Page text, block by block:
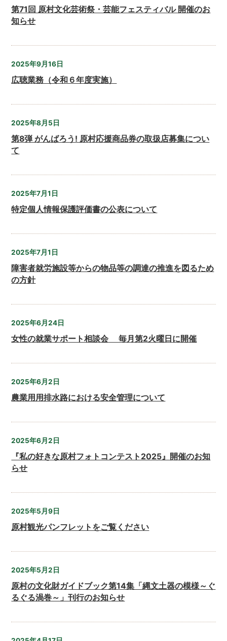
第71回 原村文化芸術祭・芸能フェスティバル 開催のお
知らせ
2025年9月16日
広聴業務（令和６年度実施）
2025年8月5日
第8弾 がんばろう! 原村応援商品券の取扱店募集につい
て
2025年7月1日
特定個人情報保護評価書の公表について
2025年7月1日
障害者就労施設等からの物品等の調達の推進を図るため
の方針
2025年6月24日
女性の就業サポート相談会 毎月第2火曜日に開催
2025年6月2日
農業用用排水路における安全管理について
2025年6月2日
『私の好きな原村フォトコンテスト2025』開催のお知
らせ
2025年5月9日
原村観光パンフレットをご覧ください
2025年5月2日
原村の文化財ガイドブック第14集「縄文土器の模様～ぐ
るぐる渦巻～」刊行のお知らせ